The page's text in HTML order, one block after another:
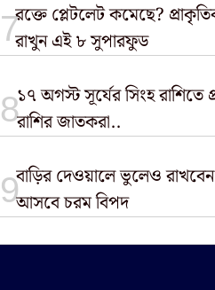
রক্তে প্লেটলেট কমেছে?
রাখুন এই ৮ সুপারফুড
১৭ অগস্ট সূর্যের সিংহ রাশিতে
রাশির জাতকরা..
বাড়ির দেওয়ালে ভুলেও
আসবে চরম বিপদ